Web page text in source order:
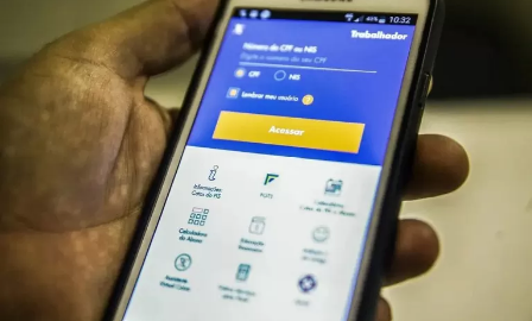
planejamento e visão
estratégica. Estamos
investindo nas pessoas,
porque são elas que
garantem a entrega dos
serviços com a qualidade
que a população precisa”,
destaca Danielle.